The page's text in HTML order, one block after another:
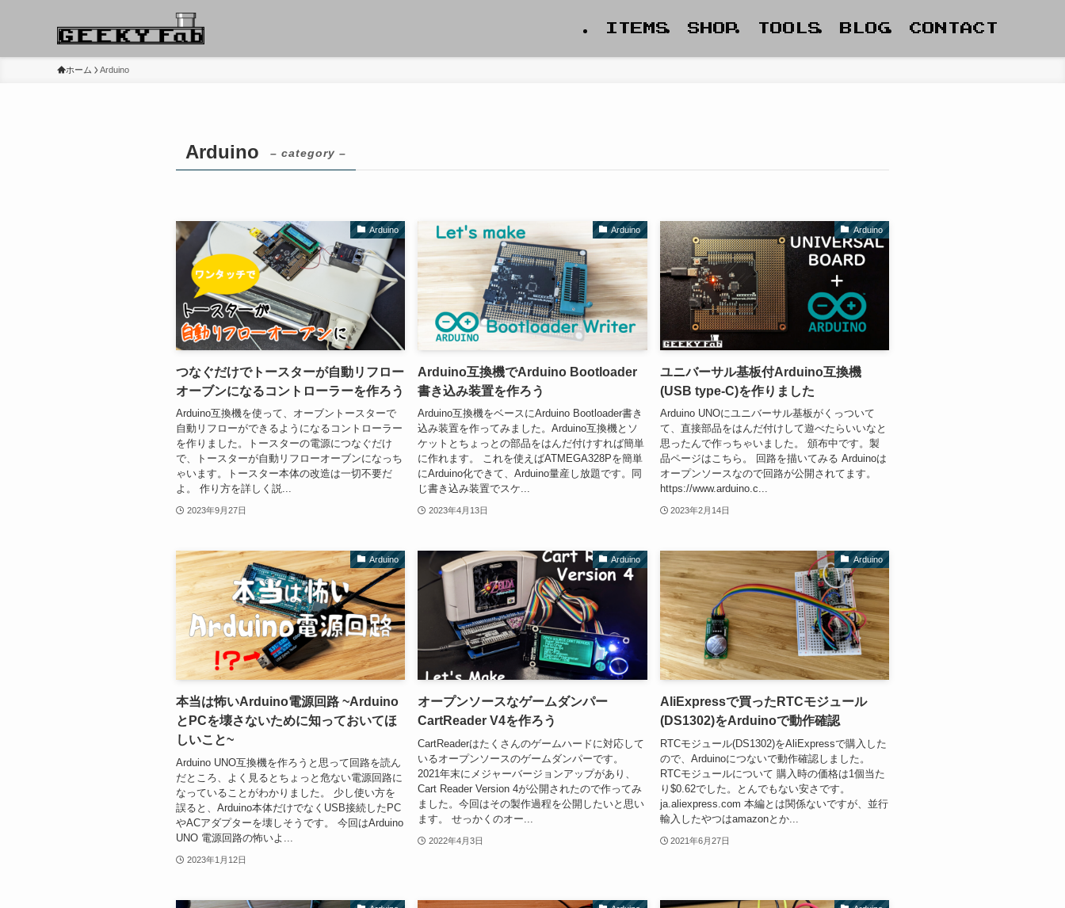
ITEMS SHOP TOOLS BLOG CONTACT
ホーム Arduino
Arduino – category –
Arduino
つなぐだけでトースターが自動リフロー
オーブンになるコントローラーを作ろう
Arduino互換機を使って、オーブントースターで
自動リフローができるようになるコントローラー
を作りました。トースターの電源につなぐだけ
で、トースターが自動リフローオーブンになっち
ゃいます。トースター本体の改造は一切不要だ
よ。 作り方を詳しく説...
2023年9月27日
Arduino
Arduino互換機でArduino Bootloader
書き込み装置を作ろう
Arduino互換機をベースにArduino Bootloader書き
込み装置を作ってみました。Arduino互換機とソ
ケットとちょっとの部品をはんだ付けすれば簡単
に作れます。 これを使えばATMEGA328Pを簡単
にArduino化できて、Arduino量産し放題です。同
じ書き込み装置でスケ...
2023年4月13日
Arduino
ユニバーサル基板付Arduino互換機
(USB type-C)を作りました
Arduino UNOにユニバーサル基板がくっついて
て、直接部品をはんだ付けして遊べたらいいなと
思ったんで作っちゃいました。 頒布中です。製
品ページはこちら。 回路を描いてみる Arduinoは
オープンソースなので回路が公開されてます。
https://www.arduino.c...
2023年2月14日
Arduino
本当は怖いArduino電源回路 ~Arduino
とPCを壊さないために知っておいてほ
しいこと~
Arduino UNO互換機を作ろうと思って回路を読ん
だところ、よく見るとちょっと危ない電源回路に
なっていることがわかりました。 少し使い方を
誤ると、Arduino本体だけでなくUSB接続したPC
やACアダプターを壊しそうです。 今回はArduino
UNO 電源回路の怖いよ...
2023年1月12日
Arduino
オープンソースなゲームダンパー
CartReader V4を作ろう
CartReaderはたくさんのゲームハードに対応して
いるオープンソースのゲームダンパーです。
2021年末にメジャーバージョンアップがあり、
Cart Reader Version 4が公開されたので作ってみ
ました。今回はその製作過程を公開したいと思い
ます。 せっかくのオー...
2022年4月3日
Arduino
AliExpressで買ったRTCモジュール
(DS1302)をArduinoで動作確認
RTCモジュール(DS1302)をAliExpressで購入した
ので、Arduinoにつないで動作確認しました。
RTCモジュールについて 購入時の価格は1個当た
り$0.62でした。とんでもない安さです。
ja.aliexpress.com 本編とは関係ないですが、並行
輸入したやつはamazonとか...
2021年6月27日